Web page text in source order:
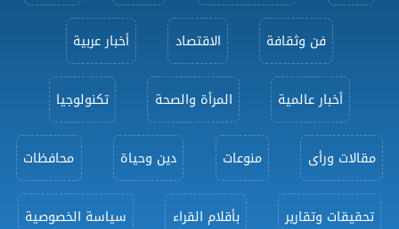
فن وثقافة الاقتصاد أخبار عربية
أخبار عالمية المرأة والصحة تكنولوجيا
مقالات ورأى منوعات دين وحياة محافظات
تحقيقات وتقارير بأقلام القراء سياسة الخصوصية